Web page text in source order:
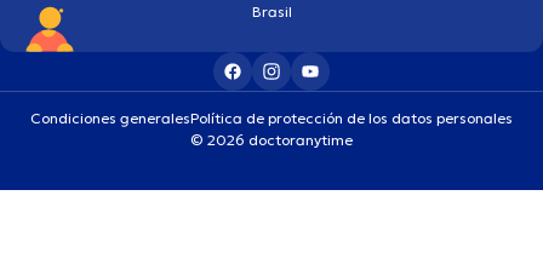
Brasil
Condiciones generalesPolítica de protección de los datos personales
© 2026 doctoranytime